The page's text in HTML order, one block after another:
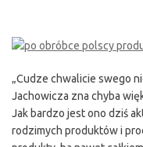
„Cudze chwalicie swego
Jachowicza zna chyba
Jak bardzo jest ono dziś
rodzimych produktów i